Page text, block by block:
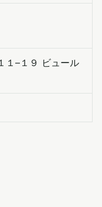
１–１９ ビュール